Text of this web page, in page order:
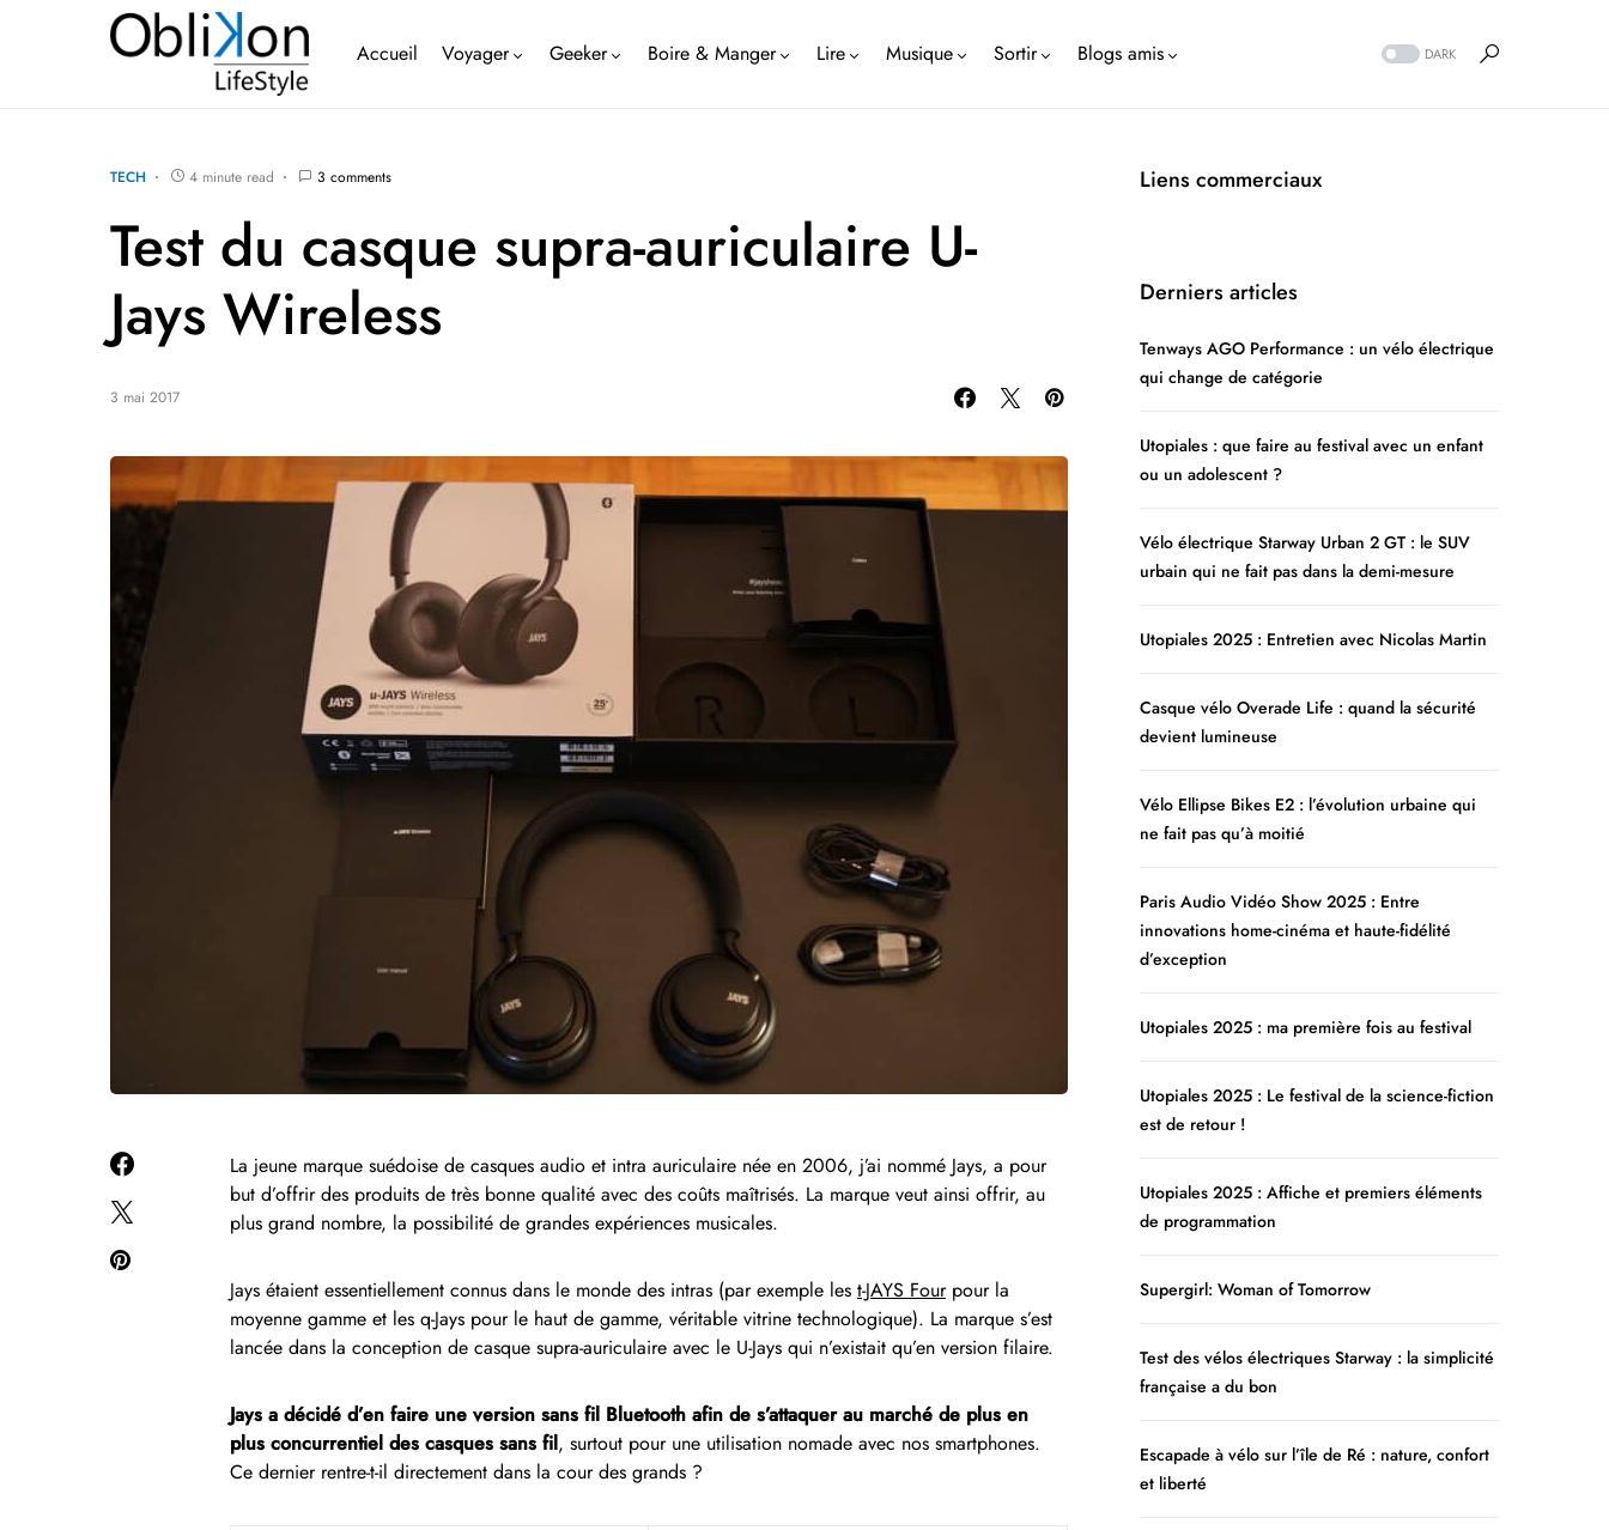
Accueil Voyager Geeker Boire & Manger Lire Musique Sortir Blogs amis DARK
TECH 4 minute read 3 comments
Test du casque supra-auriculaire U-
Jays Wireless
3 mai 2017
La jeune marque suédoise de casques audio et intra auriculaire née en 2006, j’ai nommé Jays, a pour
but d’offrir des produits de très bonne qualité avec des coûts maîtrisés. La marque veut ainsi offrir, au
plus grand nombre, la possibilité de grandes expériences musicales.
Jays étaient essentiellement connus dans le monde des intras (par exemple les t-JAYS Fourpour la
moyenne gamme et les q-Jays pour le haut de gamme, véritable vitrine technologique). La marque s’est
lancée dans la conception de casque supra-auriculaire avec le U-Jays qui n’existait qu’en version filaire.
Jays a décidé d’en faire une version sans fil Bluetooth afin de s’attaquer au marché de plus en
plus concurrentiel des casques sans fil, surtout pour une utilisation nomade avec nos smartphones.
Ce dernier rentre-t-il directement dans la cour des grands ?
Liens commerciaux
Derniers articles
Tenways AGO Performance : un vélo électrique
qui change de catégorie
Utopiales : que faire au festival avec un enfant
ou un adolescent ?
Vélo électrique Starway Urban 2 GT : le SUV
urbain qui ne fait pas dans la demi-mesure
Utopiales 2025 : Entretien avec Nicolas Martin
Casque vélo Overade Life : quand la sécurité
devient lumineuse
Vélo Ellipse Bikes E2 : l’évolution urbaine qui
ne fait pas qu’à moitié
Paris Audio Vidéo Show 2025 : Entre
innovations home-cinéma et haute-fidélité
d’exception
Utopiales 2025 : ma première fois au festival
Utopiales 2025 : Le festival de la science-fiction
est de retour !
Utopiales 2025 : Affiche et premiers éléments
de programmation
Supergirl: Woman of Tomorrow
Test des vélos électriques Starway : la simplicité
française a du bon
Escapade à vélo sur l’île de Ré : nature, confort
et liberté